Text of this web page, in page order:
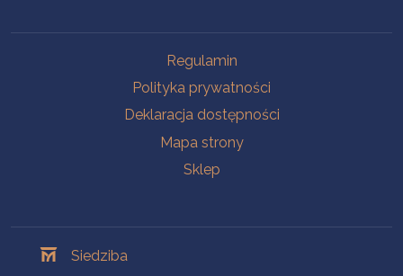
Regulamin
Polityka prywatności
Deklaracja dostępności
Mapa strony
Sklep
Siedziba